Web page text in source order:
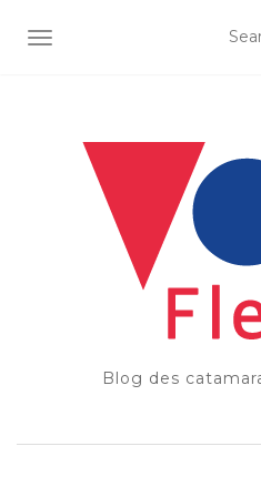
OUVRIR/FERMER LA
Blog des